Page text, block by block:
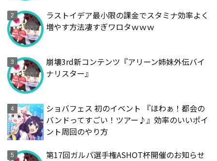
ラストイデア最小限の課金でスタミナ効率よく
増やす方法凄すぎワロタｗｗｗ
崩壊3rd新コンテンツ『アリーン姉妹外伝バイ
ナリスター』
ショバフェス 初のイベント 『ほわぁ！都会の
バンドってすごい！ツアー♪』効率のいいポイ
ント周回のやり方
第17回ガルパ選手権ASHOT杯開催のお知らせ